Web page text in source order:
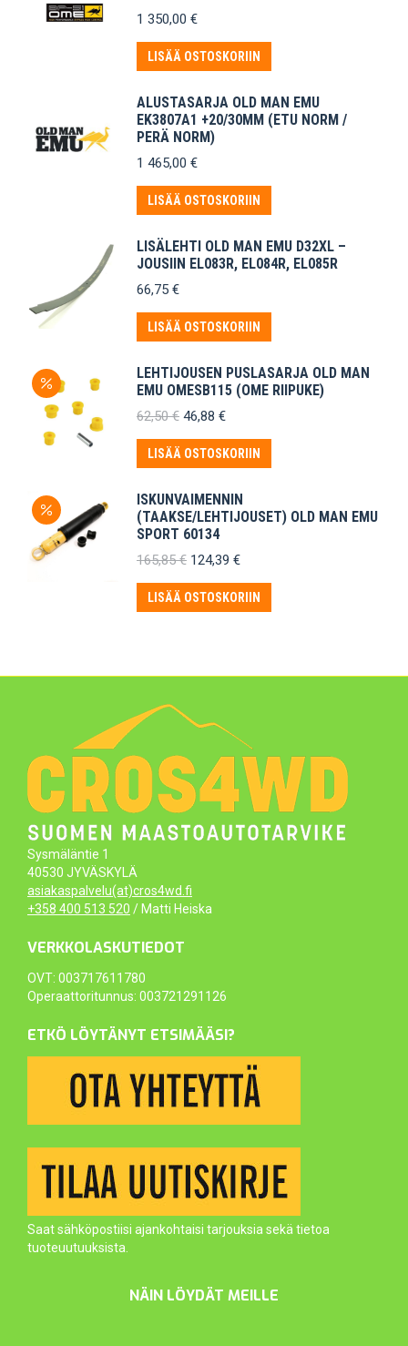
1 350,00 €
LISÄÄ OSTOSKORIIN
ALUSTASARJA OLD MAN EMU
EK3807A1 +20/30MM (ETU NORM /
PERÄ NORM)
1 465,00 €
LISÄÄ OSTOSKORIIN
LISÄLEHTI OLD MAN EMU D32XL –
JOUSIIN EL083R, EL084R, EL085R
66,75 €
LISÄÄ OSTOSKORIIN
LEHTIJOUSEN PUSLASARJA OLD MAN
EMU OMESB115 (OME RIIPUKE)
62,50€ Alkuperäinen
oli:
62,50 €.
46,88 €Nykyinen
on:
46,88 €.
LISÄÄ OSTOSKORIIN
ISKUNVAIMENNIN
(TAAKSE/LEHTIJOUSET) OLD MAN EMU
SPORT 60134
165,85€ Alkuperäinen
oli:
165,85 €.
124,39 €Nykyinen
on:
124,39 €.
LISÄÄ OSTOSKORIIN
Sysmäläntie 1
40530 JYVÄSKYLÄ
asiakaspalvelu(at)cros4wd.fi
+358 400 513 520 / Matti Heiska
VERKKOLASKUTIEDOT
OVT: 003717611780
Operaattoritunnus: 003721291126
ETKÖ LÖYTÄNYT ETSIMÄÄSI?
Saat sähköpostiisi ajankohtaisi tarjouksia sekä tietoa
tuoteuutuuksista.
NÄIN LÖYDÄT MEILLE